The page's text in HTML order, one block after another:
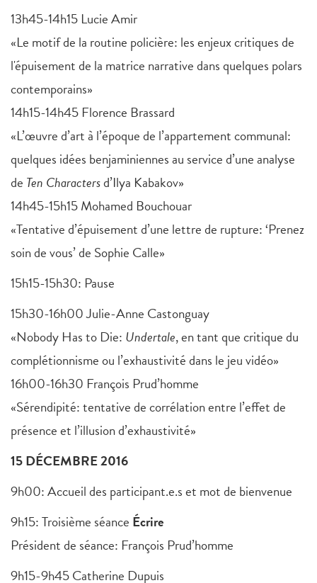
13h45-14h15 Lucie Amir
«Le motif de la routine policière: les enjeux critiques de
l'épuisement de la matrice narrative dans quelques polars
contemporains»
14h15-14h45 Florence Brassard
«L’œuvre d’art à l’époque de l’appartement communal:
quelques idées benjaminiennes au service d’une analyse
de Ten Charactersd’Ilya Kabakov»
14h45-15h15 Mohamed Bouchouar
«Tentative d’épuisement d’une lettre de rupture: ‘Prenez
soin de vous’ de Sophie Calle»
15h15-15h30: Pause
15h30-16h00 Julie-Anne Castonguay
«Nobody Has to Die: Undertale, en tant que critique du
complétionnisme ou l’exhaustivité dans le jeu vidéo»
16h00-16h30 François Prud’homme
«Sérendipité: tentative de corrélation entre l’effet de
présence et l’illusion d’exhaustivité»
15 DÉCEMBRE 2016
9h00: Accueil des participant.e.s et mot de bienvenue
9h15: Troisième séance Écrire
Président de séance: François Prud’homme
9h15-9h45 Catherine Dupuis